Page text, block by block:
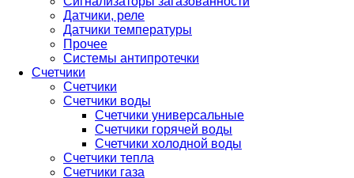
Датчики, реле
Датчики температуры
Прочее
Системы антипротечки
Счетчики
Счетчики
Счетчики воды
Счетчики универсальные
Счетчики горячей воды
Счетчики холодной воды
Счетчики тепла
Счетчики газа